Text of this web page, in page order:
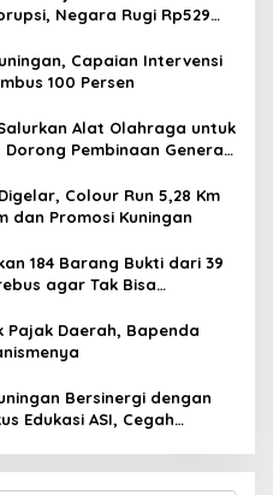
Negara Rugi Rp529
Capaian Intervensi
100 Persen
Alat Olahraga untuk
Pembinaan Generasi
Digelar, Colour Run 5,28 Km
dan Promosi Kuningan
184 Barang Bukti dari 39
agar Tak Bisa
Pajak Daerah, Bapenda
Bersinergi dengan
Edukasi ASI, Cegah